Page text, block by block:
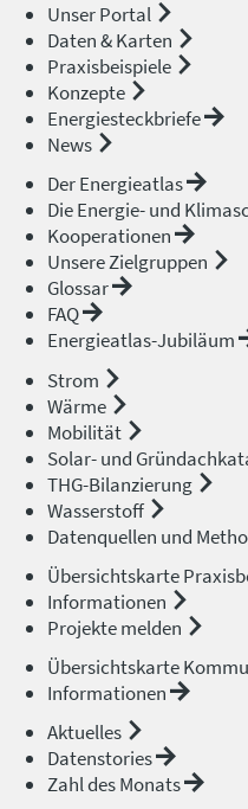
Unser Portal
Daten & Karten
Praxisbeispiele
Konzepte
Energiesteckbriefe
News
Der Energieatlas
Die Energie- und
Kooperationen
Unsere Zielgruppen
Glossar
FAQ
Energieatlas-Jubiläum
Strom
Wärme
Mobilität
Solar- und
THG-Bilanzierung
Wasserstoff
Datenquellen und
Übersichtskarte
Informationen
Projekte melden
Übersichtskarte
Informationen
Aktuelles
Datenstories
Zahl des Monats